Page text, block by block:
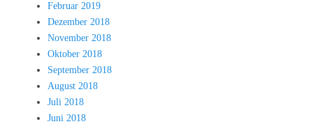
Februar 2019
Dezember 2018
November 2018
Oktober 2018
September 2018
August 2018
Juli 2018
Juni 2018